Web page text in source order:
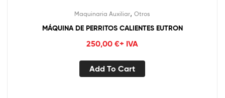
Maquinaria Auxiliar, Otros
MÁQUINA DE PERRITOS CALIENTES EUTRON
250,00 €+ IVA
Add To Cart